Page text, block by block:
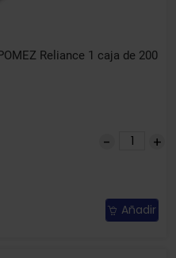
Reliance 1 caja de 200
Añadir